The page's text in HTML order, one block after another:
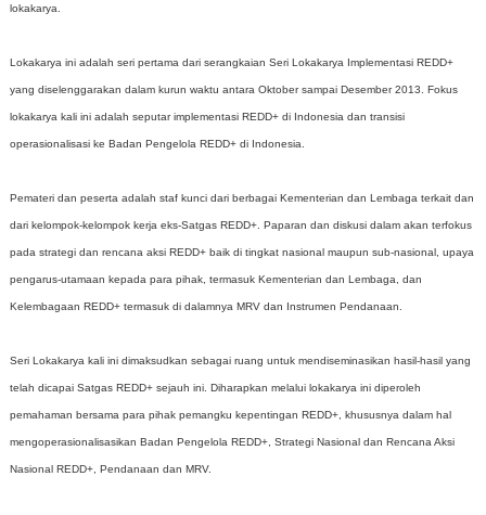
lokakarya.
Lokakarya ini adalah seri pertama dari serangkaian Seri Lokakarya Implementasi REDD+
yang diselenggarakan dalam kurun waktu antara Oktober sampai Desember 2013. Fokus
lokakarya kali ini adalah seputar implementasi REDD+ di Indonesia dan transisi
operasionalisasi ke Badan Pengelola REDD+ di Indonesia.
Pemateri dan peserta adalah staf kunci dari berbagai Kementerian dan Lembaga terkait dan
dari kelompok-kelompok kerja eks-Satgas REDD+. Paparan dan diskusi dalam akan terfokus
pada strategi dan rencana aksi REDD+ baik di tingkat nasional maupun sub-nasional, upaya
pengarus-utamaan kepada para pihak, termasuk Kementerian dan Lembaga, dan
Kelembagaan REDD+ termasuk di dalamnya MRV dan Instrumen Pendanaan.
Seri Lokakarya kali ini dimaksudkan sebagai ruang untuk mendiseminasikan hasil-hasil yang
telah dicapai Satgas REDD+ sejauh ini. Diharapkan melalui lokakarya ini diperoleh
pemahaman bersama para pihak pemangku kepentingan REDD+, khususnya dalam hal
mengoperasionalisasikan Badan Pengelola REDD+, Strategi Nasional dan Rencana Aksi
Nasional REDD+, Pendanaan dan MRV.